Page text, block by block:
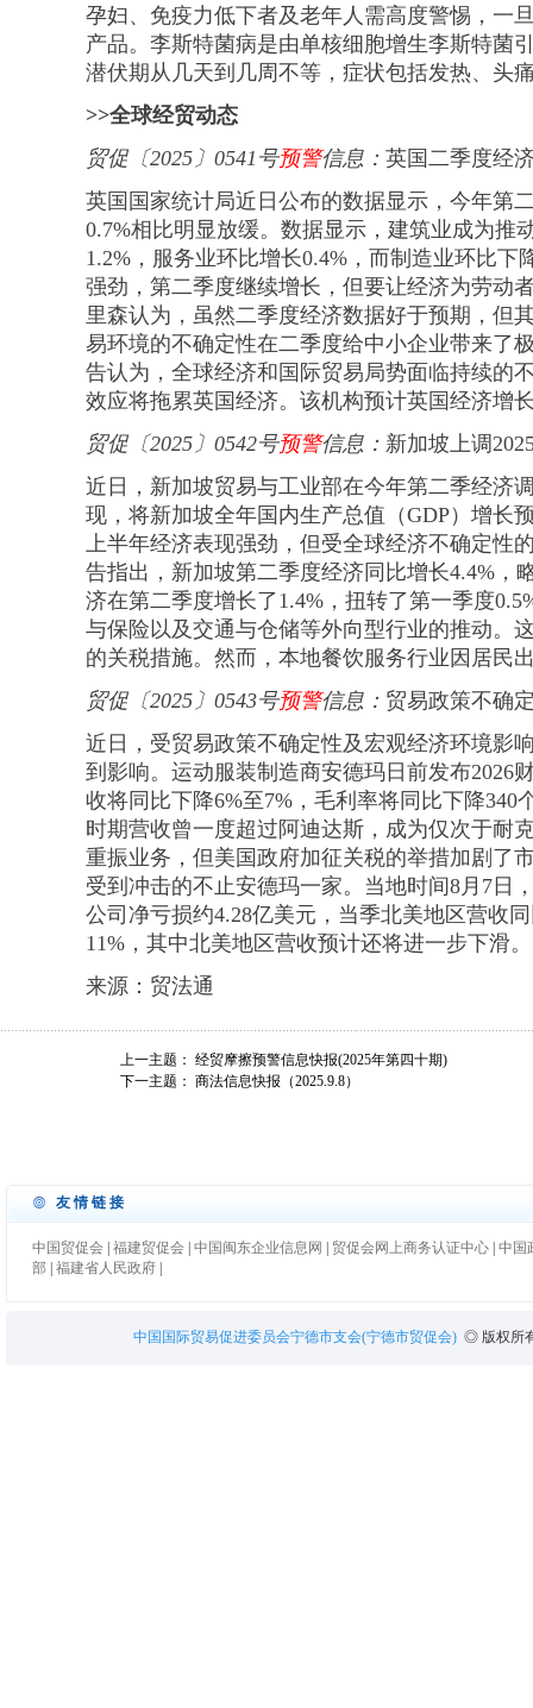
孕妇、免疫力低下者及老年人需高度警惕，一
产品。李斯特菌病是由单核细胞增生李斯特菌
潜伏期从几天到几周不等，症状包括发热、头
>>全球经贸动态
贸促 〔2025 〕 0541号预警信息 ： 英国二季度经
英国国家统计局近日公布的数据显示，今年第
0.7%相比明显放缓。数据显示，建筑业成为推
1.2%，服务业环比增长0.4%，而制造业环比
强劲，第二季度继续增长，但要让经济为劳动
里森认为，虽然二季度经济数据好于预期，但
易环境的不确定性在二季度给中小企业带来了
告认为，全球经济和国际贸易局势面临持续的
效应将拖累英国经济。该机构预计英国经济增
贸促 〔2025 〕 0542号预警信息 ： 新加坡上调
近日，新加坡贸易与工业部在今年第二季经济
现，将新加坡全年国内生产总值（GDP）增长
上半年经济表现强劲，但受全球经济不确定性
告指出，新加坡第二季度经济同比增长4.4%，
济在第二季度增长了1.4%，扭转了第一季度
与保险以及交通与仓储等外向型行业的推动。
的关税措施。然而，本地餐饮服务行业因居民
贸促 〔2025 〕 0543号预警信息 ： 贸易政策不确
近日，受贸易政策不确定性及宏观经济环境影
到影响。运动服装制造商安德玛日前发布2026
收将同比下降6%至7%，毛利率将同比下降
时期营收曾一度超过阿迪达斯，成为仅次于耐
重振业务，但美国政府加征关税的举措加剧了
受到冲击的不止安德玛一家。当地时间8月7日
公司净亏损约4.28亿美元，当季北美地区营收
11%，其中北美地区营收预计还将进一步下滑。
来源：贸法通
上一主题： 经贸摩擦预警信息快报(2025年第四十期)
下一主题： 商法信息快报（2025.9.8）
友情链接
中国贸促会| 福建贸促会| 中国闽东企业信息网 贸促会网上商务认证中心| 中国
部| 福建省人民政府|
中国国际贸易促进委员会宁德市支会(宁德市贸促会) ◎ 版权